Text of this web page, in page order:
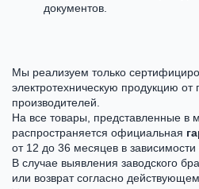
документов.
Мы реализуем только
электротехническую продукцию от
производителей.
На все товары, представленные в
распространяется официальная
от 12 до 36 месяцев в
В случае выявления заводского
или возврат согласно